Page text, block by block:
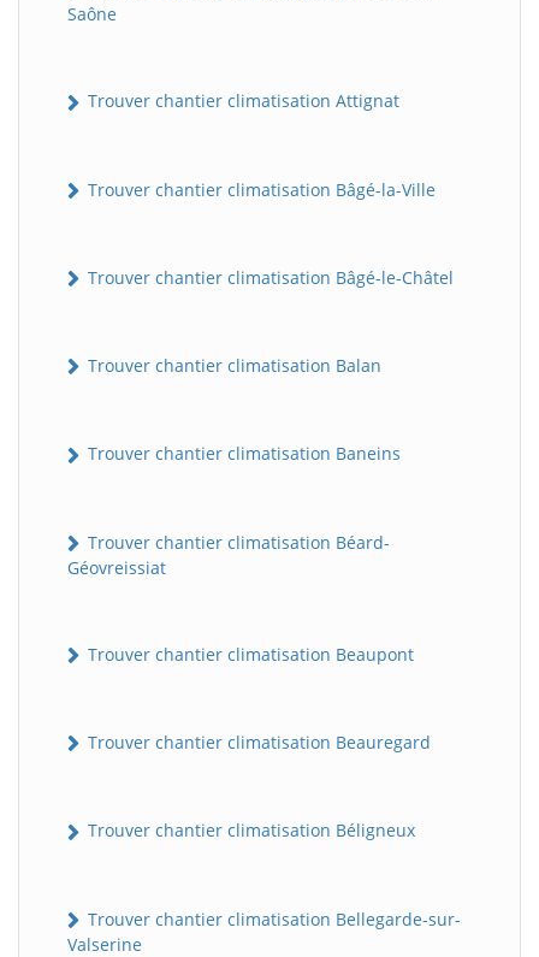
Saône
Trouver chantier climatisation Attignat
Trouver chantier climatisation Bâgé-la-Ville
Trouver chantier climatisation Bâgé-le-Châtel
Trouver chantier climatisation Balan
Trouver chantier climatisation Baneins
Trouver chantier climatisation Béard-
Géovreissiat
Trouver chantier climatisation Beaupont
Trouver chantier climatisation Beauregard
Trouver chantier climatisation Béligneux
Trouver chantier climatisation Bellegarde-sur-
Valserine